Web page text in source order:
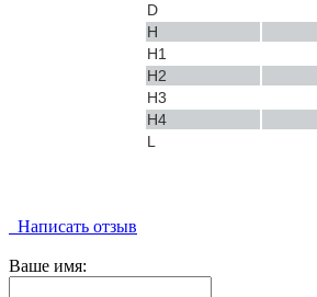
D
H
H1
H2
H3
H4
L
Написать отзыв
Ваше имя: